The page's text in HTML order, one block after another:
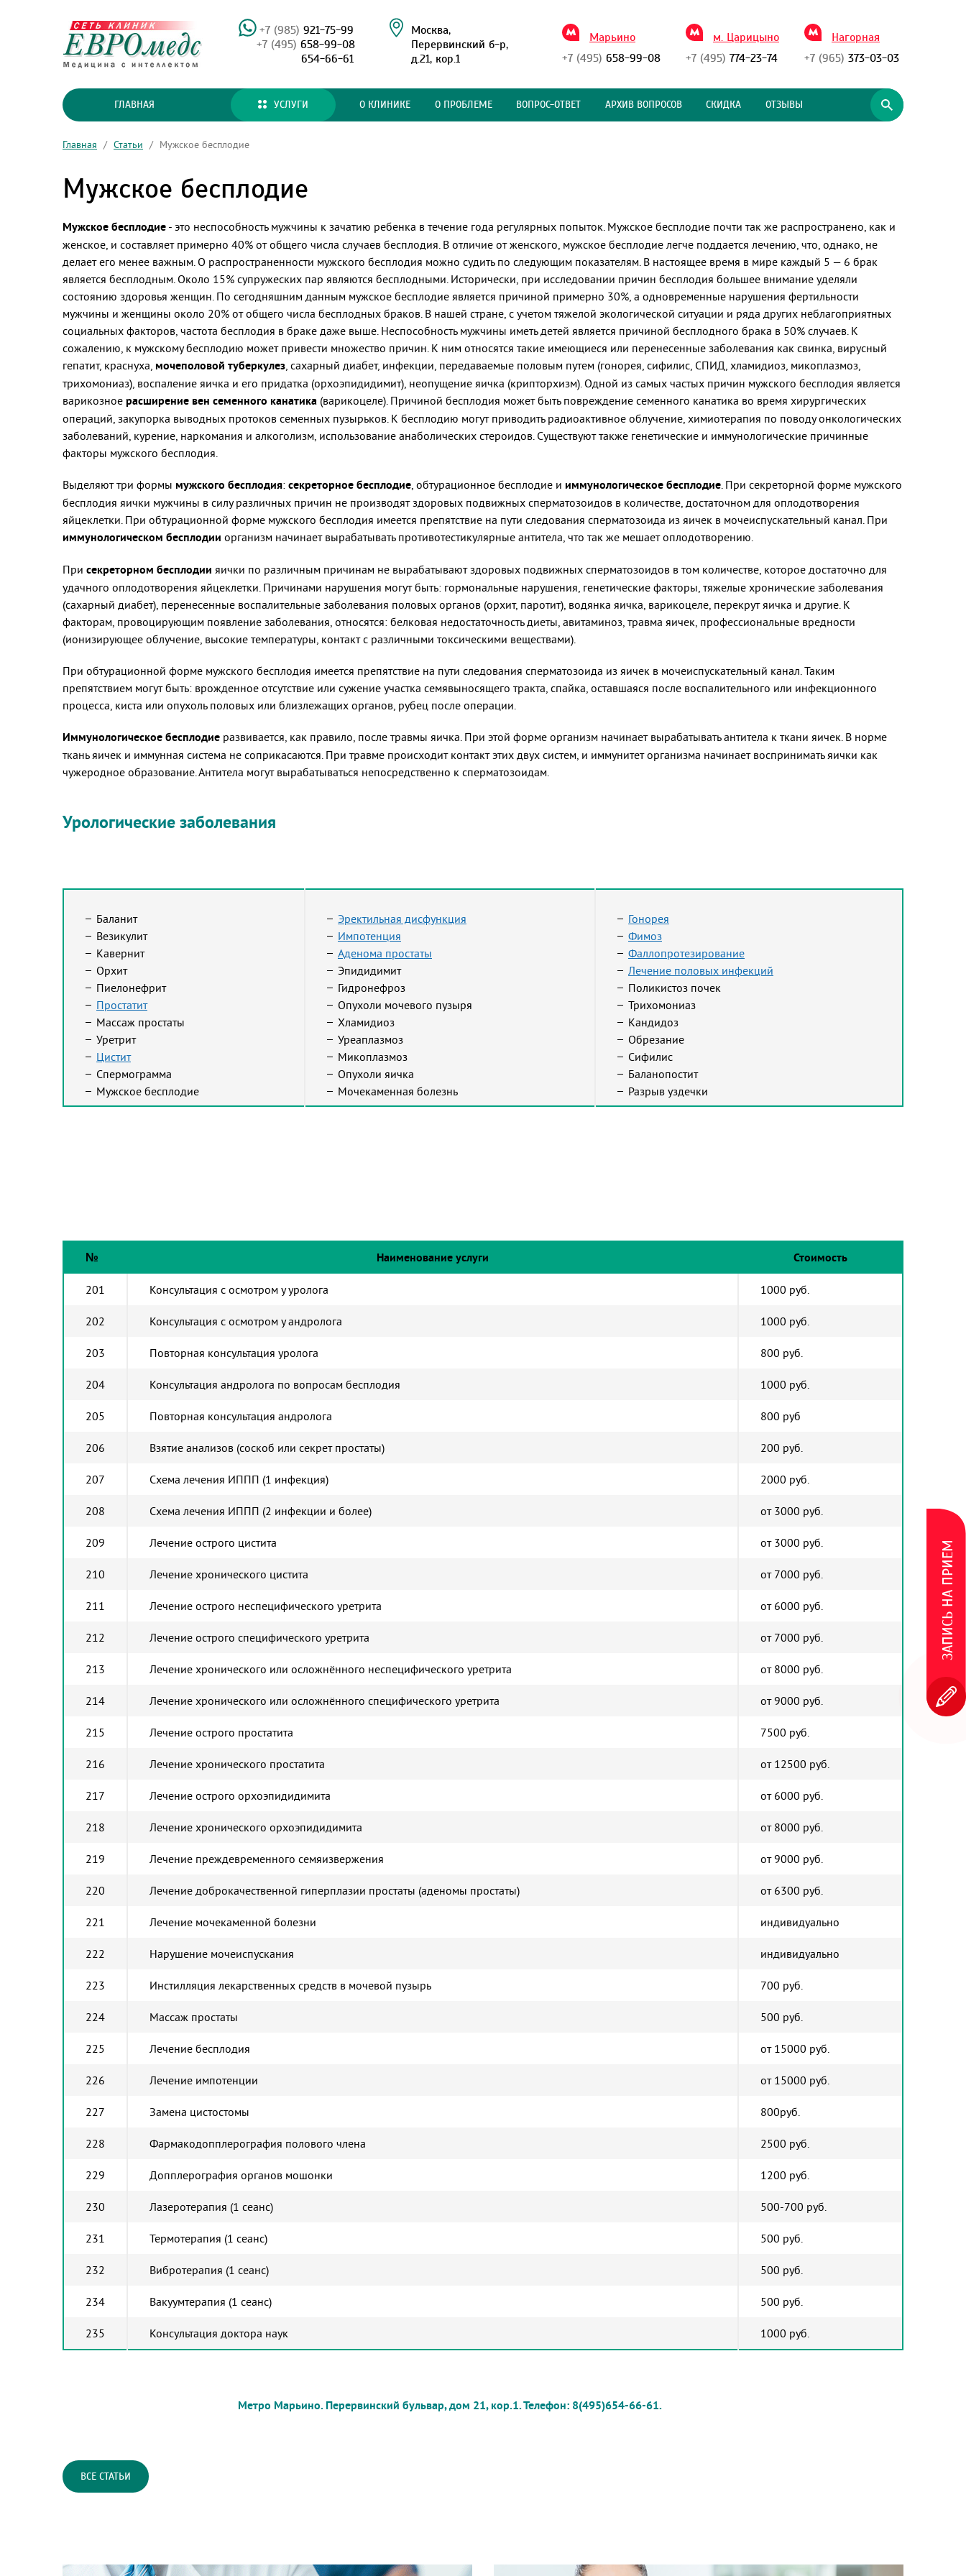
+7 (985) 921-75-99
+7 (495) 658-99-08
654-66-61
Москва,
Перервинский б-р,
д.21, кор.1
Марьино
+7 (495) 658-99-08
м. Царицыно
+7 (495) 774-23-74
Нагорная
+7 (965) 373-03-03
ГЛАВНАЯ УСЛУГИ О КЛИНИКЕ О ПРОБЛЕМЕ ВОПРОС-ОТВЕТ АРХИВ ВОПРОСОВ СКИДКА ОТЗЫВЫ
Главная / Статьи / Мужское бесплодие
Мужское бесплодие
Мужское бесплодие - это неспособность мужчины к зачатию ребенка в течение года регулярных попыток. Мужское бесплодие почти так же распространено, как и
женское, и составляет примерно 40% от общего числа случаев бесплодия. В отличие от женского, мужское бесплодие легче поддается лечению, что, однако, не
делает его менее важным. О распространенности мужского бесплодия можно судить по следующим показателям. В настоящее время в мире каждый 5 — 6 брак
является бесплодным. Около 15% супружеских пар являются бесплодными. Исторически, при исследовании причин бесплодия большее внимание уделяли
состоянию здоровья женщин. По сегодняшним данным мужское бесплодие является причиной примерно 30%, а одновременные нарушения фертильности
мужчины и женщины около 20% от общего числа бесплодных браков. В нашей стране, с учетом тяжелой экологической ситуации и ряда других неблагоприятных
социальных факторов, частота бесплодия в браке даже выше. Неспособность мужчины иметь детей является причиной бесплодного брака в 50% случаев. К
сожалению, к мужскому бесплодию может привести множество причин. К ним относятся такие имеющиеся или перенесенные заболевания как свинка, вирусный
гепатит, краснуха, мочеполовой туберкулез, сахарный диабет, инфекции, передаваемые половым путем (гонорея, сифилис, СПИД, хламидиоз, микоплазмоз,
трихомониаз), воспаление яичка и его придатка (орхоэпидидимит), неопущение яичка (крипторхизм). Одной из самых частых причин мужского бесплодия является
варикозное расширение вен семенного канатика (варикоцеле). Причиной бесплодия может быть повреждение семенного канатика во время хирургических
операций, закупорка выводных протоков семенных пузырьков. К бесплодию могут приводить радиоактивное облучение, химиотерапия по поводу онкологических
заболеваний, курение, наркомания и алкоголизм, использование анаболических стероидов. Существуют также генетические и иммунологические причинные
факторы мужского бесплодия.
Выделяют три формы мужского бесплодия: секреторное бесплодие, обтурационное бесплодие и иммунологическое бесплодие. При секреторной форме мужского
бесплодия яички мужчины в силу различных причин не производят здоровых подвижных сперматозоидов в количестве, достаточном для оплодотворения
яйцеклетки. При обтурационной форме мужского бесплодия имеется препятствие на пути следования сперматозоида из яичек в мочеиспускательный канал. При
иммунологическом бесплодии организм начинает вырабатывать противотестикулярные антитела, что так же мешает оплодотворению.
При секреторном бесплодии яички по различным причинам не вырабатывают здоровых подвижных сперматозоидов в том количестве, которое достаточно для
удачного оплодотворения яйцеклетки. Причинами нарушения могут быть: гормональные нарушения, генетические факторы, тяжелые хронические заболевания
(сахарный диабет), перенесенные воспалительные заболевания половых органов (орхит, паротит), водянка яичка, варикоцеле, перекрут яичка и другие. К
факторам, провоцирующим появление заболевания, относятся: белковая недостаточность диеты, авитаминоз, травма яичек, профессиональные вредности
(ионизирующее облучение, высокие температуры, контакт с различными токсическими веществами).
При обтурационной форме мужского бесплодия имеется препятствие на пути следования сперматозоида из яичек в мочеиспускательный канал. Таким
препятствием могут быть: врожденное отсутствие или сужение участка семявыносящего тракта, спайка, оставшаяся после воспалительного или инфекционного
процесса, киста или опухоль половых или близлежащих органов, рубец после операции.
Иммунологическое бесплодие развивается, как правило, после травмы яичка. При этой форме организм начинает вырабатывать антитела к ткани яичек. В норме
ткань яичек и иммунная система не соприкасаются. При травме происходит контакт этих двух систем, и иммунитет организма начинает воспринимать яички как
чужеродное образование. Антитела могут вырабатываться непосредственно к сперматозоидам.
Урологические заболевания
Баланит
Везикулит
Кавернит
Орхит
Пиелонефрит
Простатит
Массаж простаты
Уретрит
Цистит
Спермограмма
Мужское бесплодие
Эректильная дисфункция
Импотенция
Аденома простаты
Эпидидимит
Гидронефроз
Опухоли мочевого пузыря
Хламидиоз
Уреаплазмоз
Микоплазмоз
Опухоли яичка
Мочекаменная болезнь
Гонорея
Фимоз
Фаллопротезирование
Лечение половых инфекций
Поликистоз почек
Трихомониаз
Кандидоз
Обрезание
Сифилис
Баланопостит
Разрыв уздечки
№ Наименование услуги Стоимость
201 Консультация с осмотром у уролога 1000 руб.
202 Консультация с осмотром у андролога 1000 руб.
203 Повторная консультация уролога 800 руб.
204 Консультация андролога по вопросам бесплодия 1000 руб.
205 Повторная консультация андролога 800 руб
206 Взятие анализов (соскоб или секрет простаты) 200 руб.
207 Схема лечения ИППП (1 инфекция) 2000 руб.
208 Схема лечения ИППП (2 инфекции и более) от 3000 руб.
209 Лечение острого цистита от 3000 руб.
210 Лечение хронического цистита от 7000 руб.
211 Лечение острого неспецифического уретрита от 6000 руб.
212 Лечение острого специфического уретрита от 7000 руб.
213 Лечение хронического или осложнённого неспецифического уретрита от 8000 руб.
214 Лечение хронического или осложнённого специфического уретрита от 9000 руб.
215 Лечение острого простатита 7500 руб.
216 Лечение хронического простатита от 12500 руб.
217 Лечение острого орхоэпидидимита от 6000 руб.
218 Лечение хронического орхоэпидидимита от 8000 руб.
219 Лечение преждевременного семяизвержения от 9000 руб.
220 Лечение доброкачественной гиперплазии простаты (аденомы простаты) от 6300 руб.
221 Лечение мочекаменной болезни индивидуально
222 Нарушение мочеиспускания индивидуально
223 Инстилляция лекарственных средств в мочевой пузырь 700 руб.
224 Массаж простаты 500 руб.
225 Лечение бесплодия от 15000 руб.
226 Лечение импотенции от 15000 руб.
227 Замена цистостомы 800руб.
228 Фармакодопплерография полового члена 2500 руб.
229 Допплерография органов мошонки 1200 руб.
230 Лазеротерапия (1 сеанс) 500-700 руб.
231 Термотерапия (1 сеанс) 500 руб.
232 Вибротерапия (1 сеанс) 500 руб.
234 Вакуумтерапия (1 сеанс) 500 руб.
235 Консультация доктора наук 1000 руб.
Метро Марьино. Перервинский бульвар, дом 21, кор.1. Телефон: 8(495)654-66-61.
ВСЕ СТАТЬИ
ЗАПИСЬ НА ПРИЕМ